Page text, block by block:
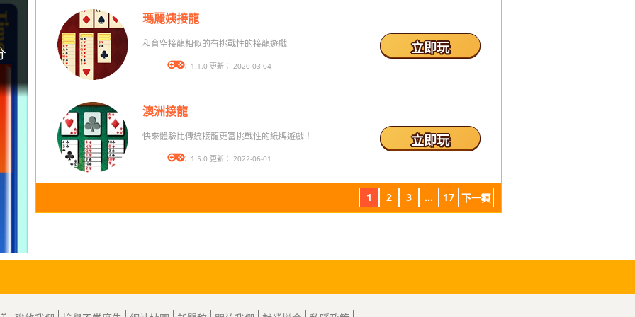
瑪麗姨接龍
和育空接龍相似的有挑戰性的接龍遊戲
版本： 1.1.0 更新： 2020-03-04
立即玩
澳洲接龍
快來體驗比傳統接龍更富挑戰性的紙牌遊戲！
版本： 1.5.0 更新： 2022-06-01
立即玩
1 2 3 ... 17 下一頁